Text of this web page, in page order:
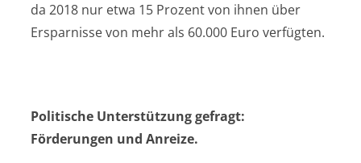
da 2018 nur etwa 15 Prozent von ihnen über
Ersparnisse von mehr als 60.000 Euro verfügten.
Politische Unterstützung gefragt:
Förderungen und Anreize.